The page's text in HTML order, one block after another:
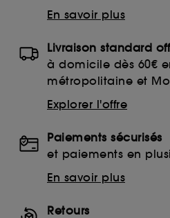
En savoir plus
Livraison standard
à domicile dès 60€
métropolitaine et
Explorer l'offre
Paiements sécurisés
et paiements en
En savoir plus
Retours